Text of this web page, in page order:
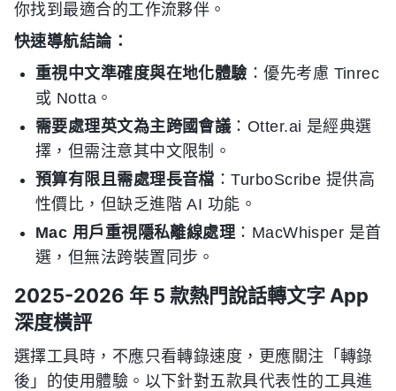
你找到最適合的工作流夥伴。
快速導航結論：
重視中文準確度與在地化體驗 ：優先考慮 Tinrec
或 Notta。
需要處理英文為主跨國會議 ：Otter.ai 是經典選
擇，但需注意其中文限制。
預算有限且需處理長音檔 ：TurboScribe 提供高
性價比，但缺乏進階 AI 功能。
Mac 用戶重視隱私離線處理：MacWhisper 是首
選，但無法跨裝置同步。
2025-2026 年 5 款熱門說話轉文字 App
深度橫評
選擇工具時，不應只看轉錄速度，更應關注「轉錄
後」的使用體驗。以下針對五款具代表性的工具進